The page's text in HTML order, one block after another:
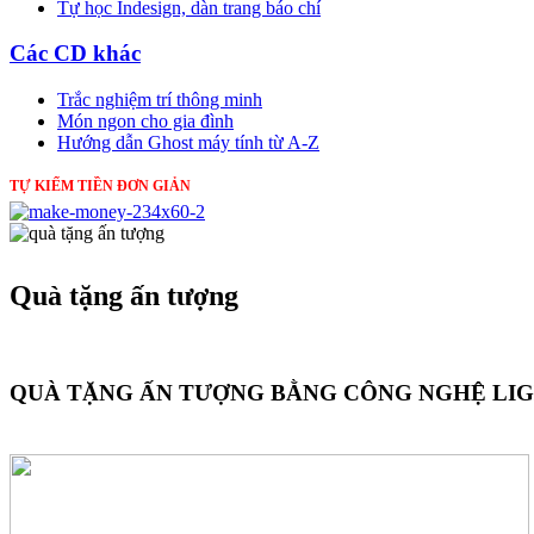
Tự học Indesign, dàn trang báo chí
Các CD khác
Trắc nghiệm trí thông minh
Món ngon cho gia đình
Hướng dẫn Ghost máy tính từ A-Z
TỰ KIẾM TIỀN ĐƠN GIẢN
Quà tặng ấn tượng
QUÀ TẶNG ẤN TƯỢNG BẰNG CÔNG NGHỆ